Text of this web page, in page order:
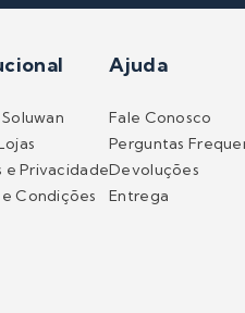
e Privacidade
Condições
Ajuda
Fale Conosco
Perguntas
Devoluções
Entrega